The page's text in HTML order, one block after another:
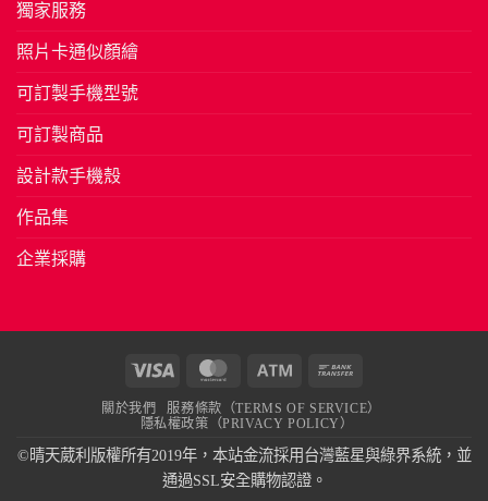
獨家服務
照片卡通似顏繪
可訂製手機型號
可訂製商品
設計款手機殼
作品集
企業採購
MasterCard Atm
關於我們
服務條款（TERMS OF SERVICE）
隱私權政策（PRIVACY POLICY）
©晴天葳利版權所有2019年，本站金流採用台灣藍星與綠界系統，並
通過SSL安全購物認證。